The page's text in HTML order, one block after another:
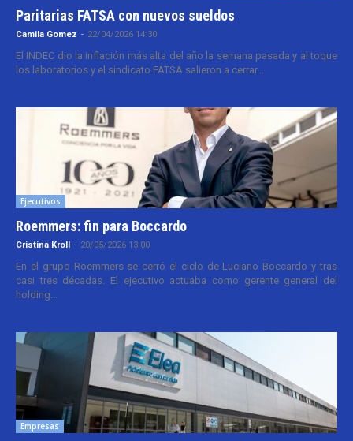
Paritarias FATSA con nuevos sueldos
Camila Gomez - 22/04/2026 14:30
El INDEC dio la inflación más alta del año la semana pasada y al toque
los laboratorios y el sindicato FATSA salieron a cerrar...
Ejecutivos
Roemmers: fin para Boccardo
Cristina Kroll - 20/05/2026 13:00
En el grupo Roemmers se cerró el ciclo de Luciano Boccardo y tras
casi tres décadas. El ejecutivo actuaba como gerente general del
holding...
Empresas